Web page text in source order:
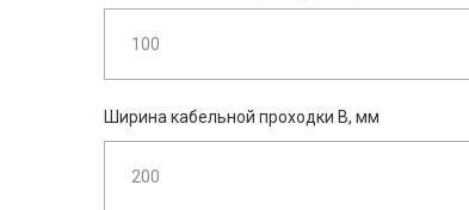
Ширина кабельной проходки B, мм